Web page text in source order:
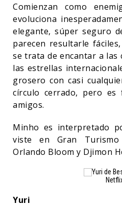
Comienzan como
evoluciona
elegante, súper seguro
parecen resultarle
se trata de encantar a las
las estrellas
grosero con casi
círculo cerrado, pero es
amigos.
Minho es interpretado
viste en Gran
Orlando Bloom y Djimon
Yuri